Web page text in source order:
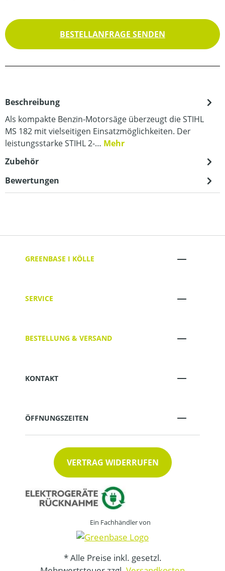
BESTELLANFRAGE SENDEN
Beschreibung
Als kompakte Benzin-Motorsäge überzeugt die STIHL
MS 182 mit vielseitigen Einsatzmöglichkeiten. Der
leistungsstarke STIHL 2-… Mehr
Zubehör
Bewertungen
GREENBASE I KÖLLE
SERVICE
BESTELLUNG & VERSAND
KONTAKT
ÖFFNUNGSZEITEN
VERTRAG WIDERRUFEN
Ein Fachhändler von
* Alle Preise inkl. gesetzl.